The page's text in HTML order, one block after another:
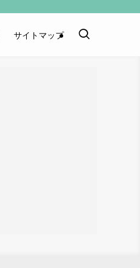
サイトマップ